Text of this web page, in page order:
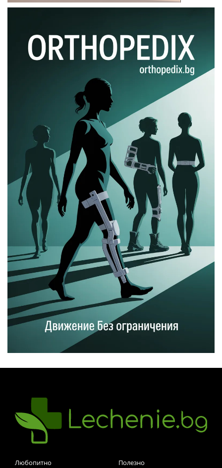
Любопитно
Полезно